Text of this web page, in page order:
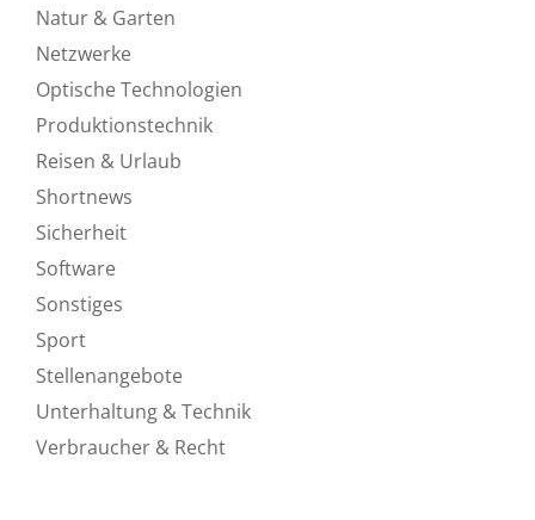
Natur & Garten
Netzwerke
Optische Technologien
Produktionstechnik
Reisen & Urlaub
Shortnews
Sicherheit
Software
Sonstiges
Sport
Stellenangebote
Unterhaltung & Technik
Verbraucher & Recht